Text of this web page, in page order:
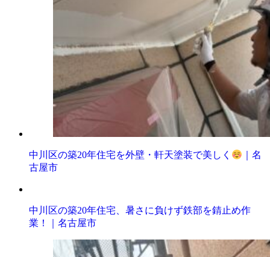
中川区の築20年住宅を外壁・軒天塗装で美しく
｜名
古屋市
中川区の築20年住宅、暑さに負けず鉄部を錆止め作
業！｜名古屋市